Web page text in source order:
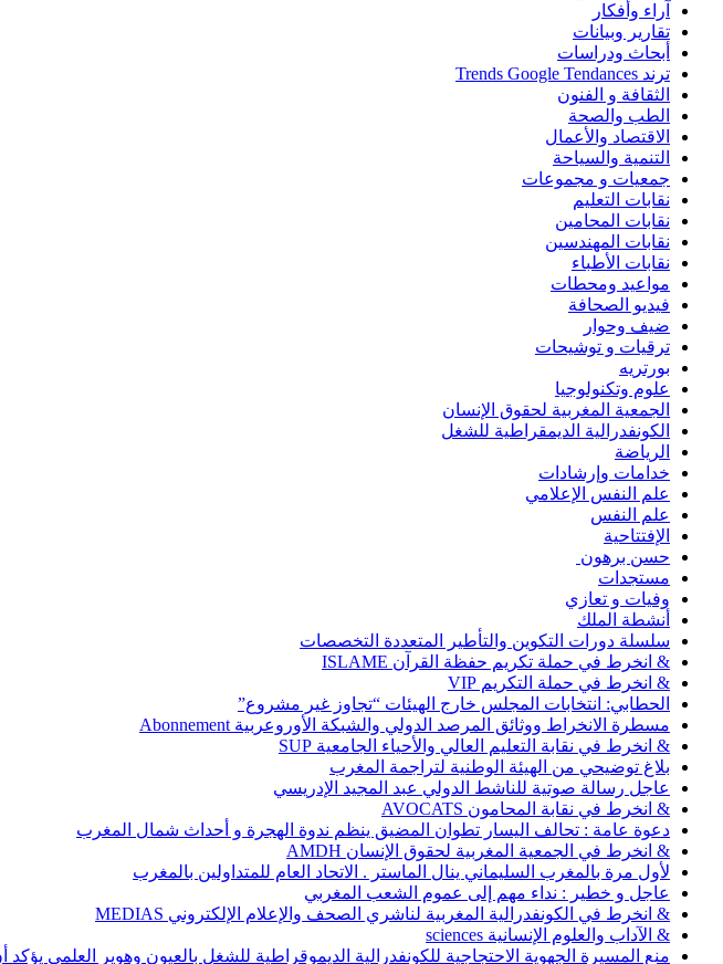
آراء وأفكار
تقارير وبيانات
أبحاث ودراسات
ترند Trends Google Tendances
الثقافة و الفنون
الطب والصحة
الاقتصاد والأعمال
التنمية والسياحة
جمعيات و مجموعات
نقابات التعليم
نقابات المحامين
نقابات المهندسين
نقابات الأطباء
مواعيد ومحطات
فيديو الصحافة
ضيف وحوار
ترقيات و توشيحات
بورتريه
علوم وتكنولوجيا
الجمعية المغربية لحقوق الإنسان
الكونفدرالية الديمقراطية للشغل
الرياضة
خدامات وإرشادات
علم النفس الإعلامي
علم النفس
الإفتتاحية
حسن برهون
مستجدات
وفيات و تعازي
أنشطة الملك
سلسلة دورات التكوين والتأطير المتعددة التخصصات
& انخرط في حملة تكريم حفظة القرآن ISLAME
& انخرط في حملة التكريم VIP
الحطابي: انتخابات المجلس خارج الهيئات “تجاوز غير مشروع”
مسطرة الانخراط ووثائق المرصد الدولي والشبكة الأوروعربية Abonnement
& انخرط في نقابة التعليم العالي والأحياء الجامعية SUP
بلاغ توضيحي من الهيئة الوطنية لتراجمة المغرب
عاجل رسالة صوتية للناشط الدولي عبد المجيد الإدريسي
& انخرط في نقابة المحامون AVOCATS
دعوة عامة : تحالف اليسار تطوان المضيق ينظم ندوة الهجرة و أحداث شمال المغرب
& انخرط في الجمعية المغربية لحقوق الإنسان AMDH
لأول مرة بالمغرب السليماني ينال الماستر . الاتحاد العام للمتداولين بالمغرب
عاجل و خطير : نداء مهم إلى عموم الشعب المغربي
& انخرط في الكونفدرالية المغربية لناشري الصحف والإعلام الإلكتروني MEDIAS
& الآداب والعلوم الإنسانية sciences
منع المسيرة الجهوية الاحتجاجية للكونفدرالية الديموقراطية للشغل بالعيون وهوير العلمي يؤكد